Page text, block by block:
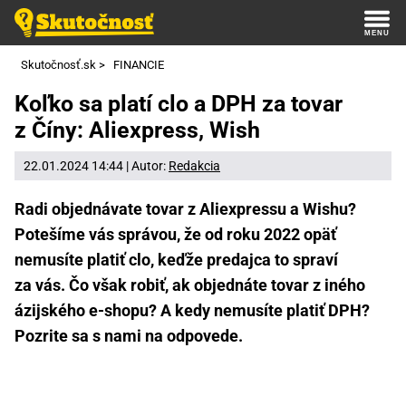
Skutočnosť.sk > FINANCIE
Koľko sa platí clo a DPH za tovar
z Číny: Aliexpress, Wish
22.01.2024 14:44 | Autor: Redakcia
Radi objednávate tovar z Aliexpressu a Wishu?
Potešíme vás správou, že od roku 2022 opäť
nemusíte platiť clo, keďže predajca to spraví
za vás. Čo však robiť, ak objednáte tovar z iného
ázijského e-shopu? A kedy nemusíte platiť DPH?
Pozrite sa s nami na odpovede.